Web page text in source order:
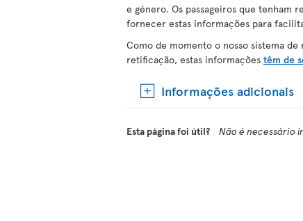
e género. Os passageiros que tenham
fornecer estas informações para
Como de momento o nosso sistema
retificação, estas informações têm de
Informações adicionais
Esta página foi útil? Não é necessário